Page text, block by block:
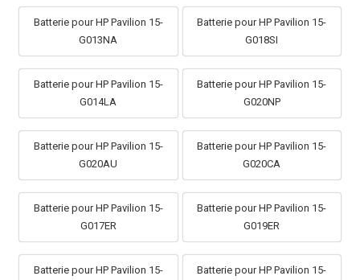
Batterie pour HP Pavilion 15-
G013NA
Batterie pour HP Pavilion 15-
G018SI
Batterie pour HP Pavilion 15-
G014LA
Batterie pour HP Pavilion 15-
G020NP
Batterie pour HP Pavilion 15-
G020AU
Batterie pour HP Pavilion 15-
G020CA
Batterie pour HP Pavilion 15-
G017ER
Batterie pour HP Pavilion 15-
G019ER
Batterie pour HP Pavilion 15-
Batterie pour HP Pavilion 15-